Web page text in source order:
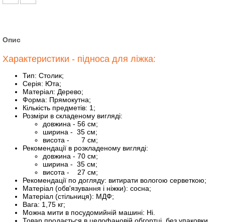
Опис
Характеристики - підноса для ліжка:
Тип: Столик;
Серія: Юта;
Матеріал: Дерево;
Форма: Прямокутна;
Кількість предметів: 1;
Розміри в складеному вигляді:
довжина - 56 см;
ширина - 35 см;
висота - 7 см;
Рекомендації в розкладеному вигляді:
довжина - 70 см;
ширина - 35 см;
висота - 27 см;
Рекомендації по догляду: витирати вологою серветкою;
Матеріал (обв'язування і ніжки): сосна;
Матеріал (стільниця): МДФ;
Вага: 1,75 кг;
Можна мити в посудомийній машині: Ні.